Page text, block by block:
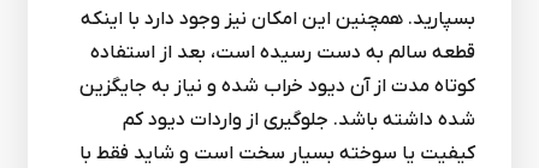
بسپارید. همچنین این امکان نیز وجود دارد با اینکه
قطعه سالم به دست رسیده است، بعد از استفاده
کوتاه مدت از آن دیود خراب شده و نیاز به جایگزین
شده داشته باشد. جلوگیری از واردات دیود کم
کیفیت یا سوخته بسیار سخت است و شاید فقط با